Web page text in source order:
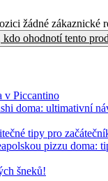
žádné zákaznické
ohodnotí tento
v Piccantino
doma: ultimativní
tipy pro
pizzu doma:
šneků!